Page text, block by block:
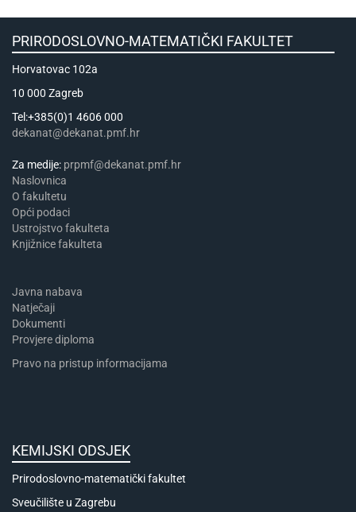
PRIRODOSLOVNO-MATEMATIČKI FAKULTET
Horvatovac 102a
10 000 Zagreb
Tel:+385(0)1 4606 000
dekanat@dekanat.pmf.hr
Za medije: prpmf@dekanat.pmf.hr
Naslovnica
​​​O fakultetu
Opći podaci
Ustrojstvo fakulteta
Knjižnice fakulteta
Javna nabava
Natječaji
Dokumenti
Provjere diploma
Pravo na pristup informacijama
KEMIJSKI ODSJEK
Prirodoslovno-matematički fakultet
Sveučilište u Zagrebu